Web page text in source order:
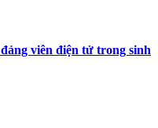
viên điện tử trong sinh